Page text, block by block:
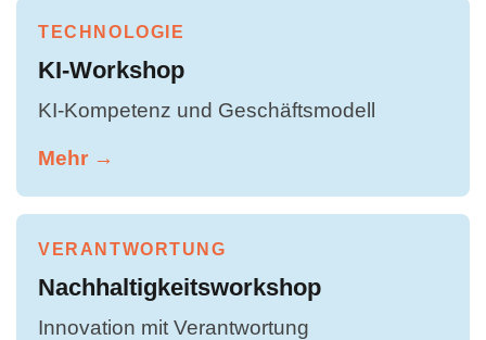
TECHNOLOGIE
KI-Workshop
KI-Kompetenz und Geschäftsmodell
Mehr →
VERANTWORTUNG
Nachhaltigkeitsworkshop
Innovation mit Verantwortung